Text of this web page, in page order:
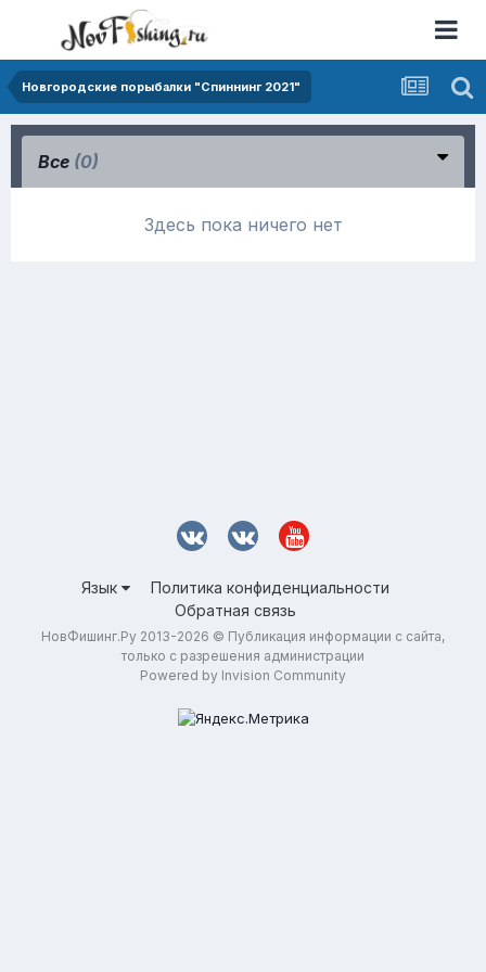
Новгородские порыбалки "Спиннинг 2021"
Все (0)
Здесь пока ничего нет
Язык
Политика конфиденциальности
Обратная связь
НовФишинг.Ру 2013-2026 © Публикация информации с сайта,
только с разрешения администрации
Powered by Invision Community